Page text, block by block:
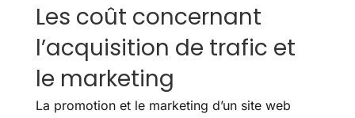
Les coût concernant
l’acquisition de trafic et
le marketing
La promotion et le marketing d’un site web